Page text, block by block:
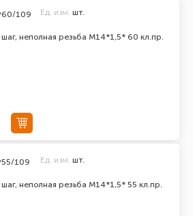
неполная резьба M14*1,5* 60 кл.пр.
109 Ед. изм. шт.
неполная резьба M14*1,5* 55 кл.пр.
109 Ед. изм. шт.